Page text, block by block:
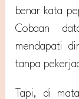
benar kata
Cobaan
mendapati
tanpa
Tapi, di